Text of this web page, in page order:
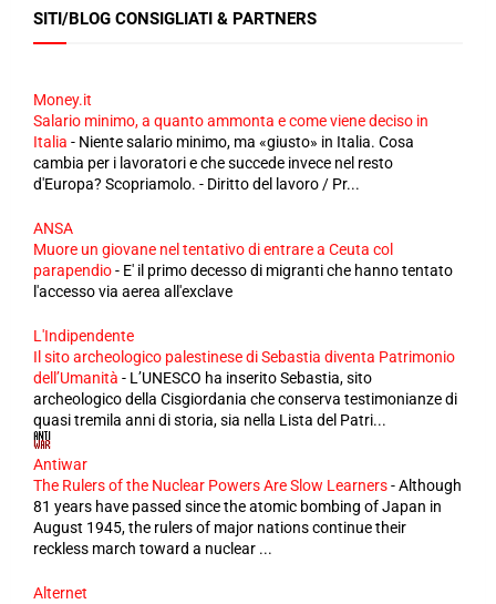
SITI/BLOG CONSIGLIATI & PARTNERS
Money.it
Salario minimo, a quanto ammonta e come viene deciso in
Italia - Niente salario minimo, ma «giusto» in Italia. Cosa
cambia per i lavoratori e che succede invece nel resto
d'Europa? Scopriamolo. - Diritto del lavoro / Pr...
ANSA
Muore un giovane nel tentativo di entrare a Ceuta col
parapendio- E' il primo decesso di migranti che hanno tentato
l'accesso via aerea all'exclave
L'Indipendente
Il sito archeologico palestinese di Sebastia diventa Patrimonio
dell’Umanità - L’UNESCO ha inserito Sebastia, sito
archeologico della Cisgiordania che conserva testimonianze di
quasi tremila anni di storia, sia nella Lista del Patri...
Antiwar
The Rulers of the Nuclear Powers Are Slow Learners-Although
81 years have passed since the atomic bombing of Japan in
August 1945, the rulers of major nations continue their
reckless march toward a nuclear ...
Alternet